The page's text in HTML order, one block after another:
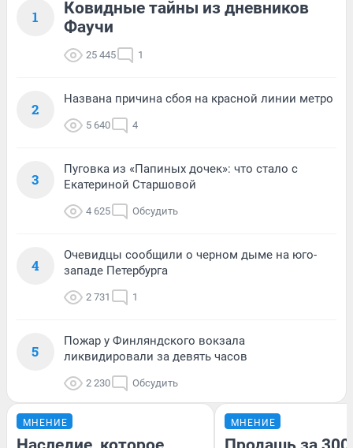
1
Ковидные тайны из дневников
Фаучи
25 445 1
2
Названа причина сбоя на красной линии метро
5 640 4
3
Пуговка из «Папиных дочек»: что стало с
Екатериной Старшовой
4 625 Обсудить
4
Очевидцы сообщили о черном дыме на юго-
западе Петербурга
2 731 1
5
Пожар у Финляндского вокзала
ликвидировали за девять часов
2 230 Обсудить
МНЕНИЕ МНЕНИЕ